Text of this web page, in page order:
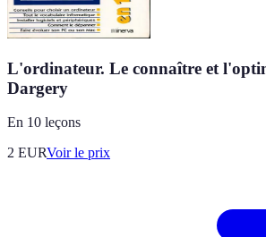
L'ordinateur. Le connaître et
Dargery
En 10 leçons
2 EURVoir le prix